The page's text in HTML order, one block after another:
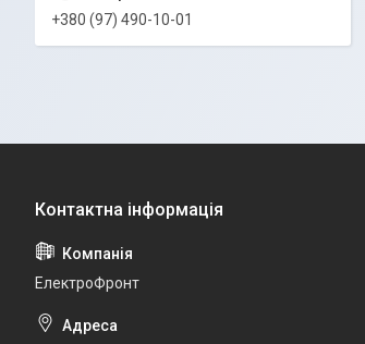
+380 (97) 490-10-01
ЕлектроФронт